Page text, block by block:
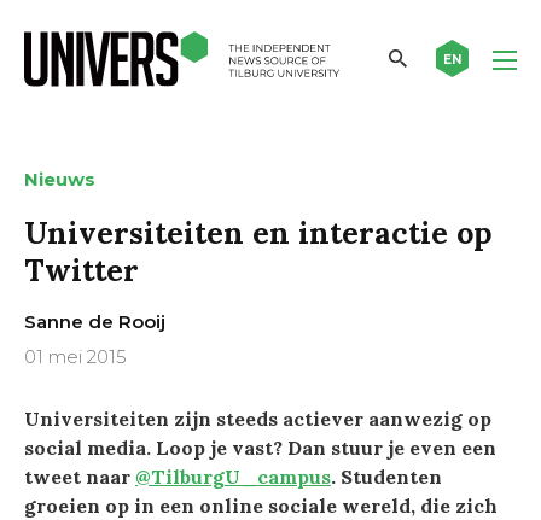
EN
Nieuws
Universiteiten en interactie op
Twitter
Sanne de Rooij
01 mei 2015
Universiteiten zijn steeds actiever aanwezig op
social media. Loop je vast? Dan stuur je even een
tweet naar @TilburgU_campus. Studenten
groeien op in een online sociale wereld, die zich